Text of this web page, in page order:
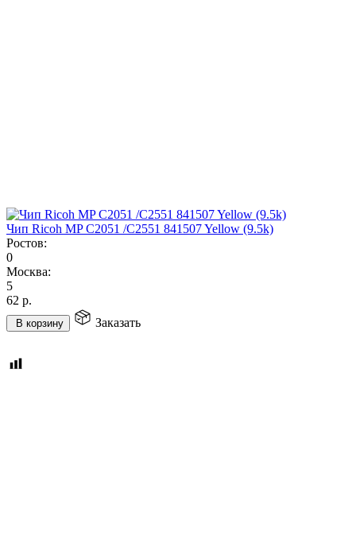
Чип Ricoh MP C2051 /C2551 841507 Yellow (9.5k)
Ростов:
0
Москва:
5
62 р.
В корзину Заказать